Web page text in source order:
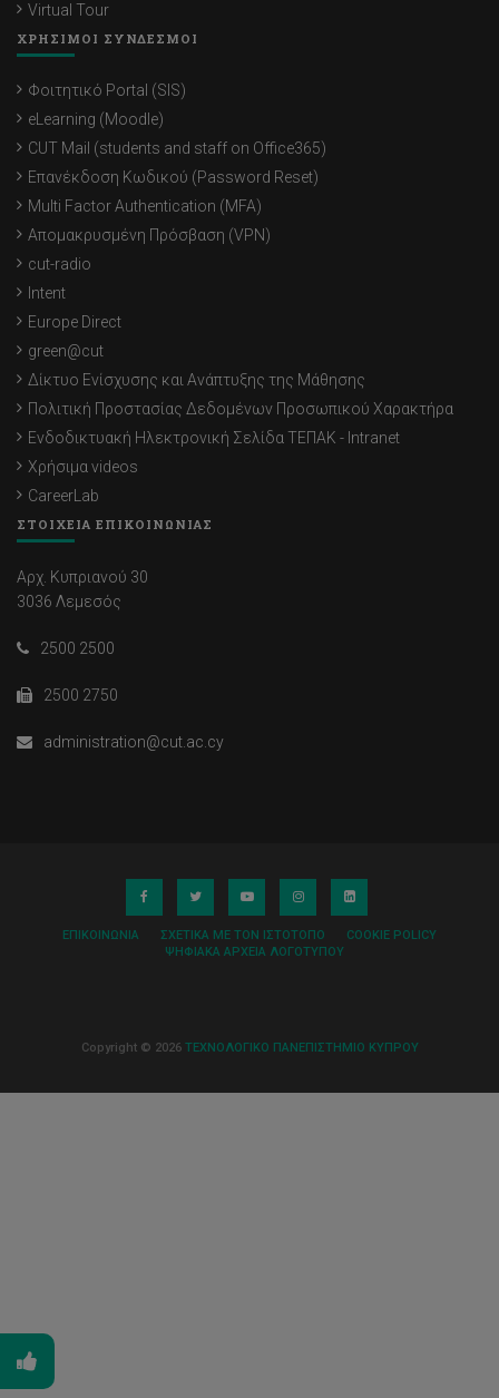
Virtual Tour
ΧΡΗΣΙΜΟΙ ΣΥΝΔΕΣΜΟΙ
Φοιτητικό Portal (SIS)
eLearning (Moodle)
CUT Mail (students and staff on Office365)
Επανέκδοση Κωδικού (Password Reset)
Multi Factor Authentication (MFA)
Απομακρυσμένη Πρόσβαση (VPN)
cut-radio
Intent
Europe Direct
green@cut
Δίκτυο Ενίσχυσης και Ανάπτυξης της Μάθησης
Πολιτική Προστασίας Δεδομένων Προσωπικού Χαρακτήρα
Ενδοδικτυακή Ηλεκτρονική Σελίδα ΤΕΠΑΚ - Intranet
Χρήσιμα videos
CareerLab
ΣΤΟΙΧΕΙΑ ΕΠΙΚΟΙΝΩΝΙΑΣ
Αρχ. Κυπριανού 30
3036 Λεμεσός
2500 2500
2500 2750
administration@cut.ac.cy
ΕΠΙΚΟΙΝΩΝΊΑ ΣΧΕΤΙΚΆ ΜΕ ΤΟΝ ΙΣΤΌΤΟΠΟ
COOKIE POLICY
ΨΗΦΙΑΚΆ ΑΡΧΕΊΑ ΛΟΓΌΤΥΠΟΥ
Copyright © 2026 ΤΕΧΝΟΛΟΓΙΚΟ ΠΑΝΕΠΙΣΤΗΜΙΟ ΚΥΠΡΟΥ